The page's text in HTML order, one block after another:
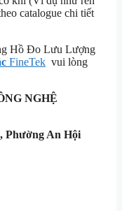
catalogue chi tiết
Hồ Đo Lưu Lượng
FineTek vui lòng
NGHỆ
Phường An Hội